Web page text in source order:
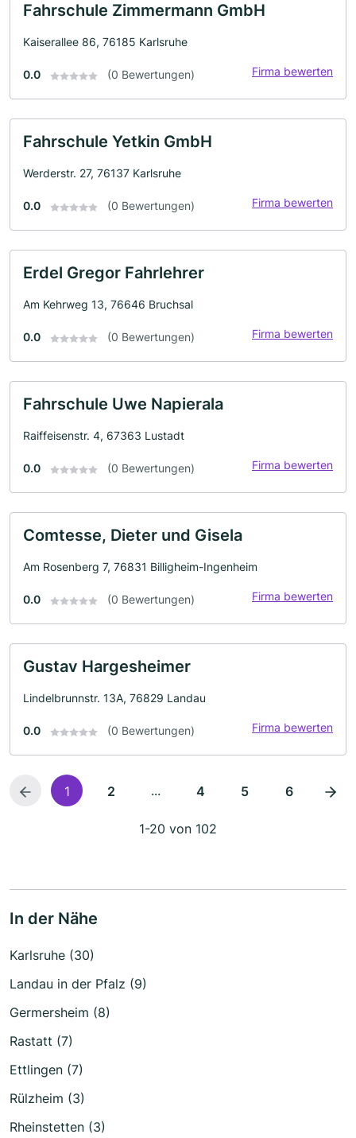
Fahrschule Zimmermann GmbH
Kaiserallee 86, 76185 Karlsruhe
0.0 (0 Bewertungen) Firma bewerten
Fahrschule Yetkin GmbH
Werderstr. 27, 76137 Karlsruhe
0.0 (0 Bewertungen) Firma bewerten
Erdel Gregor Fahrlehrer
Am Kehrweg 13, 76646 Bruchsal
0.0 (0 Bewertungen) Firma bewerten
Fahrschule Uwe Napierala
Raiffeisenstr. 4, 67363 Lustadt
0.0 (0 Bewertungen) Firma bewerten
Comtesse, Dieter und Gisela
Am Rosenberg 7, 76831 Billigheim-Ingenheim
0.0 (0 Bewertungen) Firma bewerten
Gustav Hargesheimer
Lindelbrunnstr. 13A, 76829 Landau
0.0 (0 Bewertungen) Firma bewerten
1 2 ... 4 5 6
1-20 von 102
In der Nähe
Karlsruhe (30)
Landau in der Pfalz (9)
Germersheim (8)
Rastatt (7)
Ettlingen (7)
Rülzheim (3)
Rheinstetten (3)